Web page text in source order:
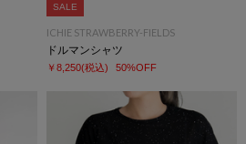
SALE
ICHIE STRAWBERRY-FIELDS
ドルマンシャツ
￥8,250(税込) 50%OFF